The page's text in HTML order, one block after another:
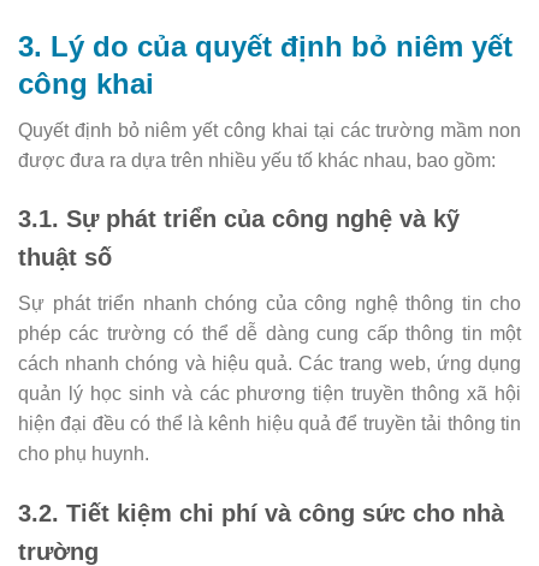
3. Lý do của quyết định bỏ niêm yết
công khai
Quyết định bỏ niêm yết công khai tại các trường mầm non
được đưa ra dựa trên nhiều yếu tố khác nhau, bao gồm:
3.1. Sự phát triển của công nghệ và kỹ
thuật số
Sự phát triển nhanh chóng của công nghệ thông tin cho
phép các trường có thể dễ dàng cung cấp thông tin một
cách nhanh chóng và hiệu quả. Các trang web, ứng dụng
quản lý học sinh và các phương tiện truyền thông xã hội
hiện đại đều có thể là kênh hiệu quả để truyền tải thông tin
cho phụ huynh.
3.2. Tiết kiệm chi phí và công sức cho nhà
trường